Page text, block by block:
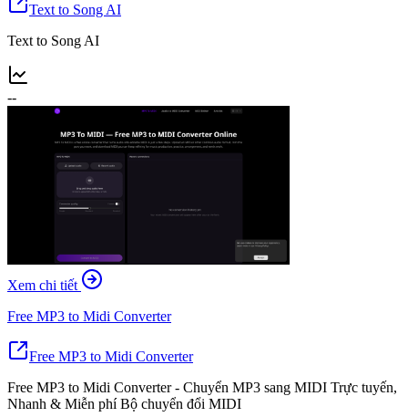
Text to Song AI
Text to Song AI
--
Xem chi tiết
Free MP3 to Midi Converter
Free MP3 to Midi Converter
Free MP3 to Midi Converter - Chuyển MP3 sang MIDI Trực tuyến,
Nhanh & Miễn phí Bộ chuyển đổi MIDI